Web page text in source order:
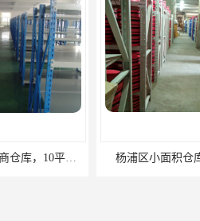
，托管仓库 上海小面积仓库，